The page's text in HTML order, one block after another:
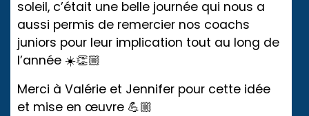
soleil, c’était une belle journée qui nous a
aussi permis de remercier nos coachs
juniors pour leur implication tout au long de
l’année ☀️👏🏼
Merci à Valérie et Jennifer pour cette idée
et mise en œuvre 💪🏼